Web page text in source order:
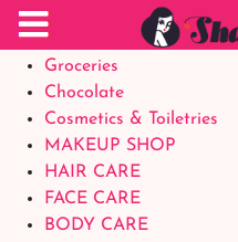
Food Supplements
Baby Foods
Groceries
Chocolate
Cosmetics & Toiletries
MAKEUP SHOP
HAIR CARE
FACE CARE
BODY CARE